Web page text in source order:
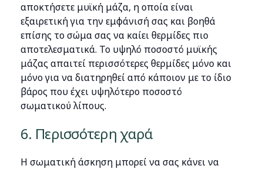
αποκτήσετε μυϊκή μάζα, η οποία είναι
εξαιρετική για την εμφάνισή σας και βοηθά
επίσης το σώμα σας να καίει θερμίδες πιο
αποτελεσματικά. Το υψηλό ποσοστό μυϊκής
μάζας απαιτεί περισσότερες θερμίδες μόνο και
μόνο για να διατηρηθεί από κάποιον με το ίδιο
βάρος που έχει υψηλότερο ποσοστό
σωματικού λίπους.
6. Περισσότερη χαρά
Η σωματική άσκηση μπορεί να σας κάνει να